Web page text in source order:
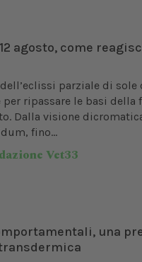
agosto, come
parziale di sole
per ripassare le basi
Dalla visione
fino...
Vet33
una